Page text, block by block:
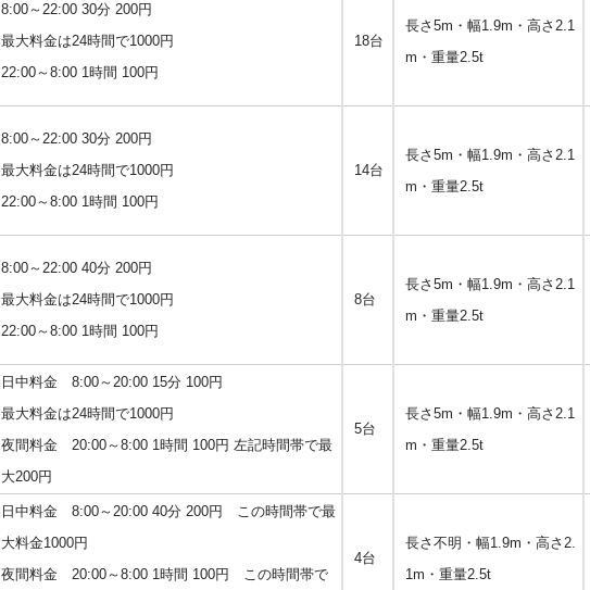
8:00～22:00 30分 200円
最大料金は24時間で1000円
22:00～8:00 1時間 100円
18台
長さ5m・幅1.9m・高さ2.1
m・重量2.5t
8:00～22:00 30分 200円
最大料金は24時間で1000円
22:00～8:00 1時間 100円
14台
長さ5m・幅1.9m・高さ2.1
m・重量2.5t
8:00～22:00 40分 200円
最大料金は24時間で1000円
22:00～8:00 1時間 100円
8台
長さ5m・幅1.9m・高さ2.1
m・重量2.5t
日中料金 8:00～20:00 15分 100円
最大料金は24時間で1000円
夜間料金 20:00～8:00 1時間 100円 左記時間帯で最
大200円
5台
長さ5m・幅1.9m・高さ2.1
m・重量2.5t
日中料金 8:00～20:00 40分 200円 この時間帯で最
大料金1000円
夜間料金 20:00～8:00 1時間 100円 この時間帯で
4台
長さ不明・幅1.9m・高さ2.
1m・重量2.5t